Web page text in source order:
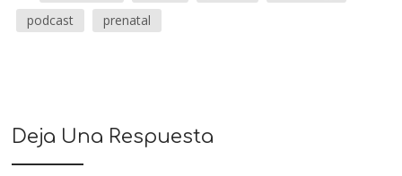
podcast
prenatal
Deja Una Respuesta